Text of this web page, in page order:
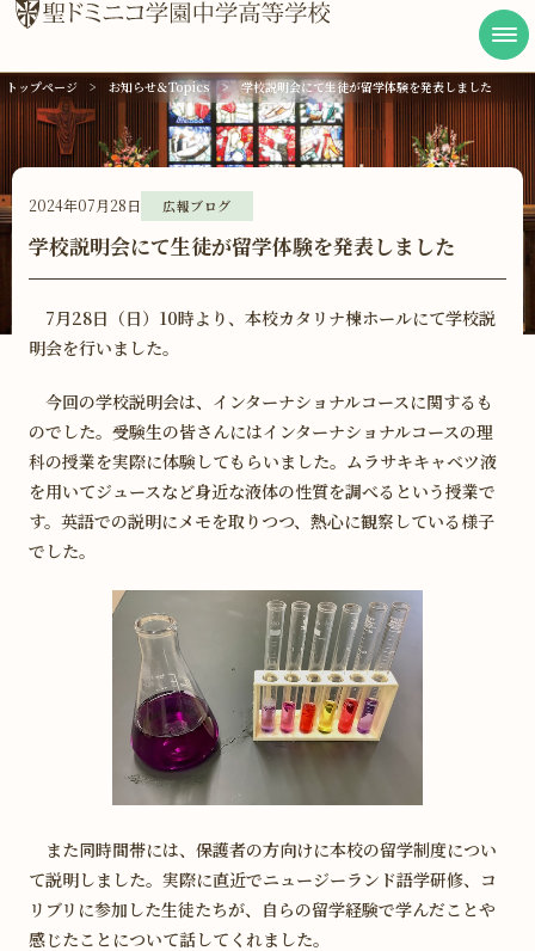
学校案内
学びの特色
キャンパスライフ
進路実績
受験生の方へ
在校生・卒業生の方へ
アクセス
資料請求・お問い合わせ
Webパンフレット ドミニコNavi受験生の方へ
トップページ お知らせ＆Topics 学校説明会にて生徒が留学体験を発表しました
2024年07月28日 広報ブログ
学校説明会にて生徒が留学体験を発表しました
7月28日（日）10時より、本校カタリナ棟ホールにて学校説
明会を行いました。
今回の学校説明会は、インターナショナルコースに関するも
のでした。受験生の皆さんにはインターナショナルコースの理
科の授業を実際に体験してもらいました。ムラサキキャベツ液
を用いてジュースなど身近な液体の性質を調べるという授業で
す。英語での説明にメモを取りつつ、熱心に観察している様子
でした。
また同時間帯には、保護者の方向けに本校の留学制度につい
て説明しました。実際に直近でニュージーランド語学研修、コ
リブリに参加した生徒たちが、自らの留学経験で学んだことや
感じたことについて話してくれました。